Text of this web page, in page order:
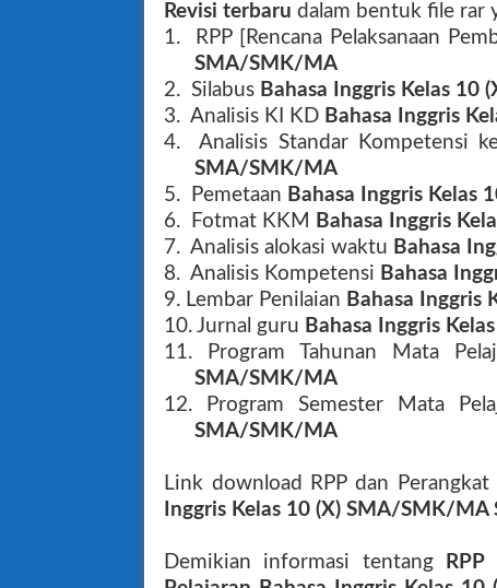
Revisi terbaru dalam bentuk file rar
1. RPP [Rencana Pelaksanaan
SMA/SMK/MA
2. Silabus Bahasa Inggris Kelas 10
3. Analisis KI KD Bahasa Inggris
4. Analisis Standar Kompetensi
SMA/SMK/MA
5. Pemetaan Bahasa Inggris Kelas
6. Fotmat KKM
Bahasa Inggris
7. Analisis alokasi waktu Bahasa
8. Analisis Kompetensi Bahasa
9. Lembar Penilaian Bahasa Inggris
10. Jurnal guru Bahasa Inggris
11. Program Tahunan Mata
SMA/SMK/MA
12. Program Semester Mata
SMA/SMK/MA
Link download RPP dan Perangkat
Inggris Kelas 10 (X) SMA/SMK/MA
Demikian informasi tentang